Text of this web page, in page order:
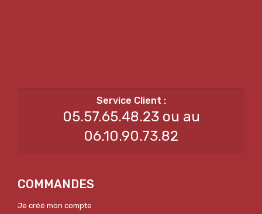
05.57.65.48.23 ou au
06.10.90.73.82
COMMANDES
Je créé mon compte